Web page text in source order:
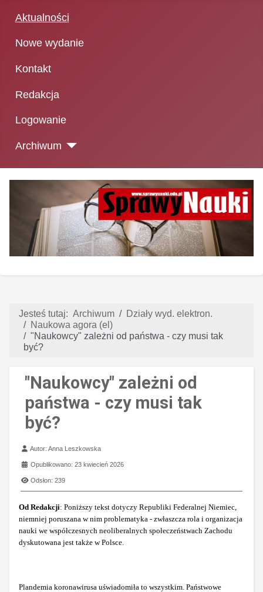
Aktualności
Nowe wydanie
Kontakt
Redakcja
Logowanie
Archiwum
Jesteś tutaj: Archiwum
Działy wyd. elektron.
Naukowa agora (el)
"Naukowcy" zależni od państwa - czy musi tak
być?
"Naukowcy" zależni od
państwa - czy musi tak
być?
Szczegóły
Autor:Anna Leszkowska
Opublikowano: 23 kwiecień 2026
Odsłon: 239
Od Redakcji: Poniższy tekst dotyczy Republiki Federalnej Niemiec,
niemniej poruszana w nim problematyka - zwłaszcza rola i organizacja
nauki we współczesnych neoliberalnych społeczeństwach Zachodu
dyskutowana jest także w Polsce.
Plandemia koronawirusa uświadomiła to wszystkim. Państwowe